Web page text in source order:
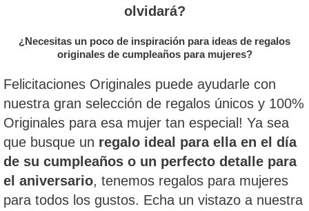
olvidará?
¿Necesitas un poco de inspiración para ideas de regalos
originales de cumpleaños para mujeres?
Felicitaciones Originales puede ayudarle con
nuestra gran selección de regalos únicos y 100%
Originales para esa mujer tan especial! Ya sea
que busque un regalo ideal para ella en el día
de su cumpleaños o un perfecto detalle para
el aniversario, tenemos regalos para mujeres
para todos los gustos. Echa un vistazo a nuestra